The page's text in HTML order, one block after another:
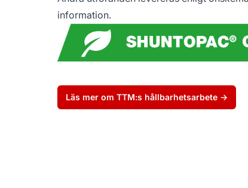
information.
Läs mer om TTM:s hållbarhetsarbete →